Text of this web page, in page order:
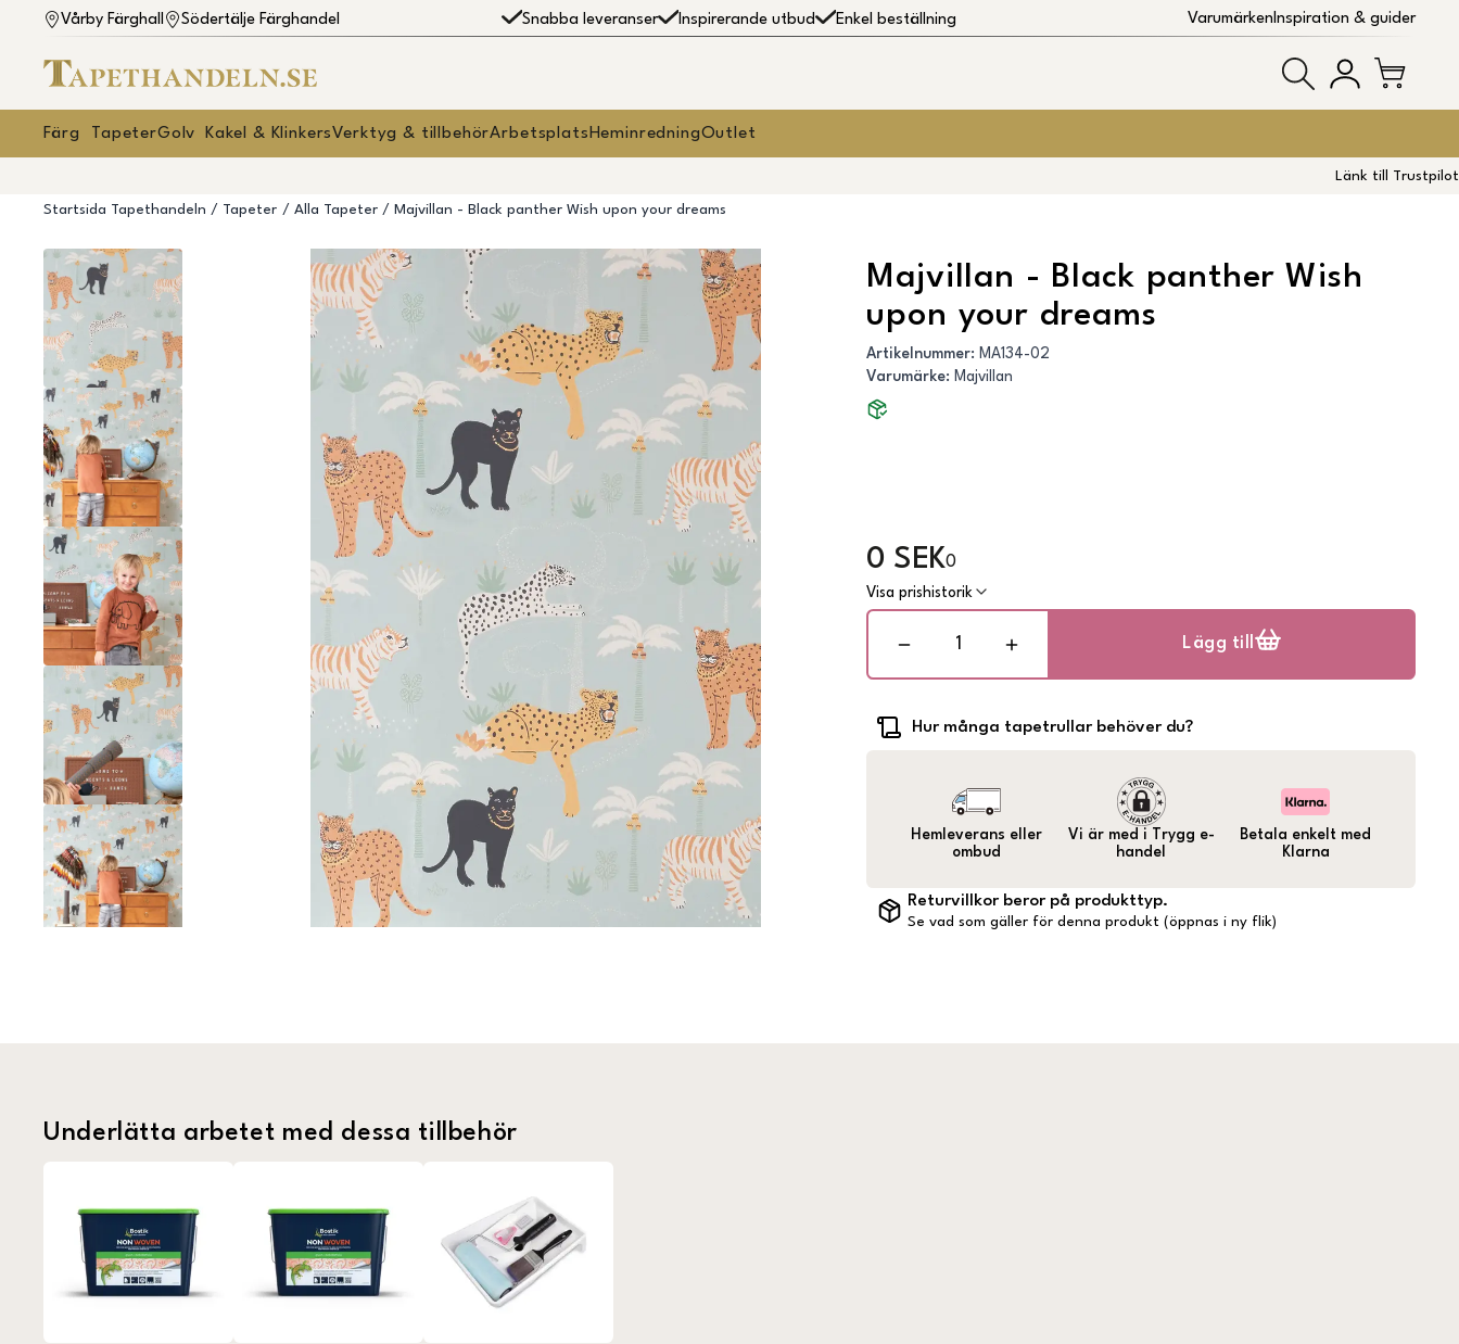
Vårby Färghall Södertälje Färghandel Snabba leveranser Inspirerande utbud Enkel beställning VarumärkenInspiration & guider
Färg TapeterGolv Kakel & KlinkersVerktyg & tillbehörArbetsplats HeminredningOutlet
Länk till Trustpilot
Startsida Tapethandeln Tapeter Alla Tapeter Majvillan - Black panther Wish upon your dreams
Majvillan - Black panther Wish
upon your dreams
Artikelnummer: MA134-02
Varumärke: Majvillan
0 SEK0
Visa prishistorik
Lägg till
Hur många tapetrullar behöver du?
Hemleverans eller
ombud
Vi är med i Trygg e-
handel
Betala enkelt med
Klarna
Returvillkor beror på produkttyp.
Se vad som gäller för denna produkt (öppnas i ny flik)
Underlätta arbetet med dessa tillbehör